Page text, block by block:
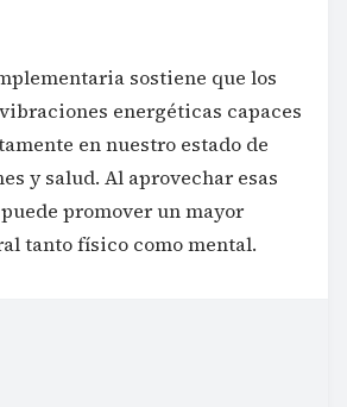
sostiene que los
energéticas capaces
en nuestro estado de
y salud. Al aprovechar esas
promover un mayor
tanto físico como mental.